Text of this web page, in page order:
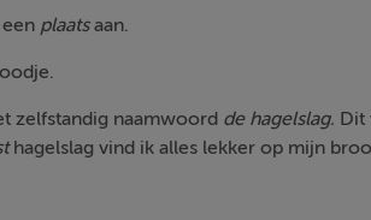
plaatsaan.
zelfstandig naamwoord de hagelslag. Dit
hagelslag vind ik alles lekker op mijn